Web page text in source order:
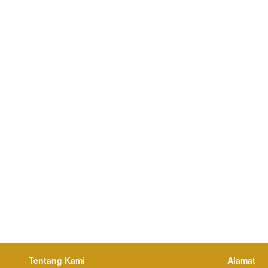
Tentang Kami Alamat